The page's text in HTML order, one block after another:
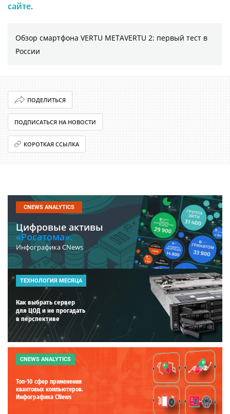
сайте.
Обзор смартфона VERTU METAVERTU 2: первый тест в
России
ПОДЕЛИТЬСЯ
ПОДПИСАТЬСЯ НА НОВОСТИ
КОРОТКАЯ ССЫЛКА
CNEWS ANALYTICS
Цифровые активы
«Росатома».
Инфографика CNews
ТЕХНОЛОГИЯ МЕСЯЦА
Как выбрать сервер
для ЦОД и не прогадать
в перспективе
CNEWS ANALYTICS
Топ-10 сфер применения
квантовых компьютеров.
Инфографика CNews